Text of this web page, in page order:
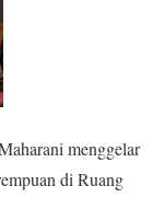
menggelar
di Ruang